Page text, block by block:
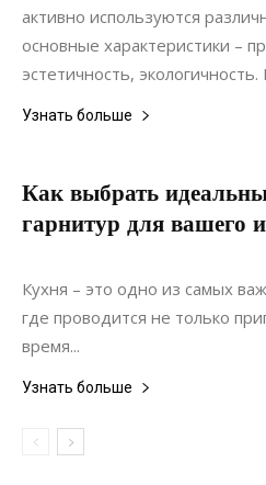
активно используются
основные характеристики –
эстетичность,
Узнать больше
Как выбрать
гарнитур для вашего
20.06.2022
Кухня – это одно из самых
где проводится не только
время...
Узнать больше